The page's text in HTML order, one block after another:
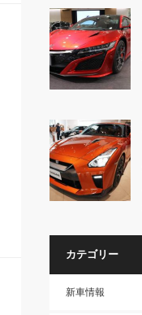
カテゴリー
新車情報